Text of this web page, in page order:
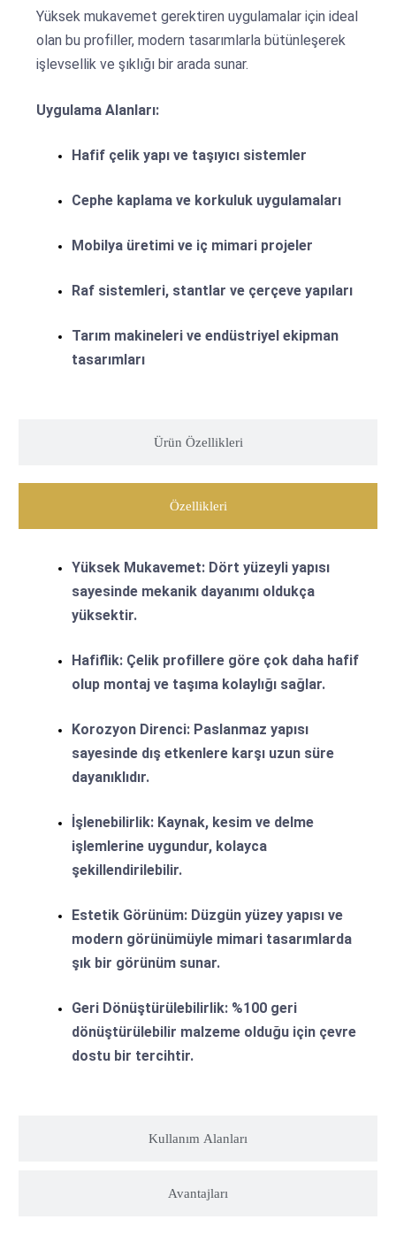
Ürün Özellikleri
Yüksek mukavemet gerektiren uygulamalar için ideal
olan bu profiller, modern tasarımlarla bütünleşerek
işlevsellik ve şıklığı bir arada sunar.
Uygulama Alanları:
Hafif çelik yapı ve taşıyıcı sistemler
Cephe kaplama ve korkuluk uygulamaları
Mobilya üretimi ve iç mimari projeler
Raf sistemleri, stantlar ve çerçeve yapıları
Tarım makineleri ve endüstriyel ekipman
tasarımları
Özellikleri
Kullanım Alanları
Avantajları
Yüksek Mukavemet: Dört yüzeyli yapısı
sayesinde mekanik dayanımı oldukça
yüksektir.
Hafiflik: Çelik profillere göre çok daha hafif
olup montaj ve taşıma kolaylığı sağlar.
Korozyon Direnci: Paslanmaz yapısı
sayesinde dış etkenlere karşı uzun süre
dayanıklıdır.
İşlenebilirlik: Kaynak, kesim ve delme
işlemlerine uygundur, kolayca
şekillendirilebilir.
Estetik Görünüm: Düzgün yüzey yapısı ve
modern görünümüyle mimari tasarımlarda
şık bir görünüm sunar.
Geri Dönüştürülebilirlik: %100 geri
dönüştürülebilir malzeme olduğu için çevre
dostu bir tercihtir.